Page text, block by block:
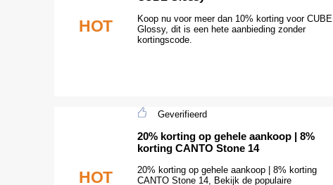
HOT
Koop nu voor meer dan 10% korting voor CUBE
Glossy, dit is een hete aanbieding zonder
kortingscode.
HOT
Geverifieerd
20% korting op gehele aankoop | 8%
korting CANTO Stone 14
20% korting op gehele aankoop | 8% korting
CANTO Stone 14, Bekijk de populaire